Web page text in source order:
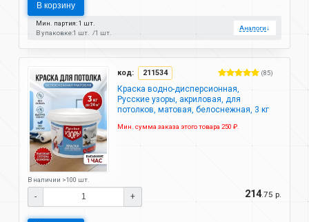
В корзину
Мин. партия: 1 шт.
В упаковке:1 шт. 1 шт.
Аналоги↓
код: 211534 (85)
Краска водно-дисперсионная,
Русские узоры, акриловая, для
потолков, матовая, белоснежная, 3 кг
Мин. сумма заказа этого товара 250 ₽.
В наличии >100 шт.
- + 214.75 р.